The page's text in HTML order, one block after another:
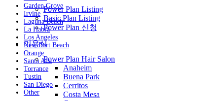
Power Plan Listing
Basic Plan Listing
Power Plan 신청
미용실
Power Plan Hair Salon
Anaheim
Buena Park
Cerritos
Costa Mesa
Garden Grove
Irvine
Laguna Beach
La Habra
Los Angeles
New Port Beach
Orange
Santa Ana
Torrance
Tustin
San Diego
Other